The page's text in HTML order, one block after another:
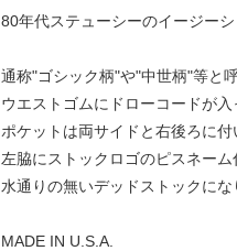
80年代ステューシーのイージーシ
通称"ゴシック柄"や"中世柄"等と
ウエストゴムにドローコードが入
ポケットは両サイドと右後ろに付
左脇にストックロゴのピスネーム
水通りの無いデッドストックにな
MADE IN U.S.A.